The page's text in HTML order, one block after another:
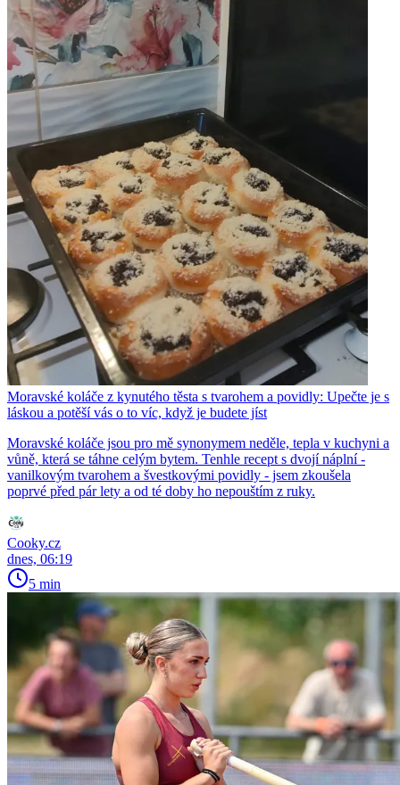
Moravské koláče z kynutého těsta s tvarohem a povidly: Upečte je s
láskou a potěší vás o to víc, když je budete jíst
Moravské koláče jsou pro mě synonymem neděle, tepla v kuchyni a
vůně, která se táhne celým bytem. Tenhle recept s dvojí náplní -
vanilkovým tvarohem a švestkovými povidly - jsem zkoušela
poprvé před pár lety a od té doby ho nepouštím z ruky.
Cooky.cz
dnes, 06:19
5 min